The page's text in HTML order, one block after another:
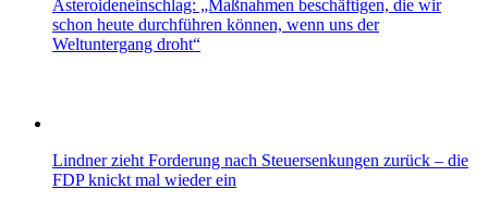
Asteroideneinschlag: „Maßnahmen beschäftigen, die wir
schon heute durchführen können, wenn uns der
Weltuntergang droht“
Lindner zieht Forderung nach Steuersenkungen zurück – die
FDP knickt mal wieder ein